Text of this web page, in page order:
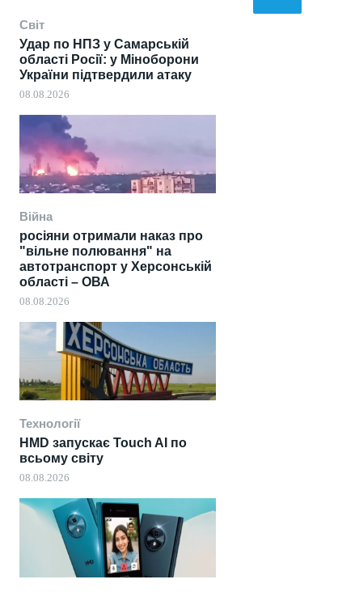
Світ
Удар по НПЗ у Самарській
області Росії: у Міноборони
України підтвердили атаку
08.08.2026
Війна
росіяни отримали наказ про
"вільне полювання" на
автотранспорт у Херсонській
області – ОВА
08.08.2026
Технології
HMD запускає Touch AI по
всьому світу
08.08.2026